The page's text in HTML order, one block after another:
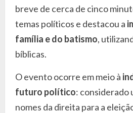
breve de cerca de cinco
temas políticos e destacou a
família e do batismo,
bíblicas.
O evento ocorre em meio à
futuro político: considerado
nomes da direita para a